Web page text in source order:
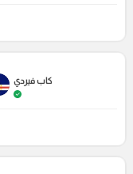
كاب فيردي